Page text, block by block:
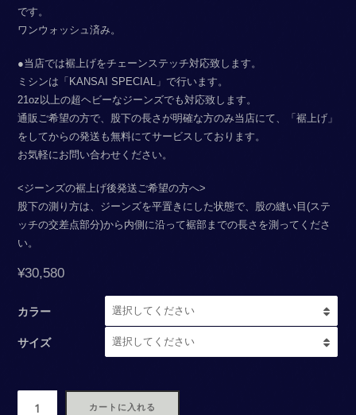
です。
ワンウォッシュ済み。
●当店では裾上げをチェーンステッチ対応致します。
ミシンは「KANSAI SPECIAL」で行います。
21oz以上の超ヘビーなジーンズでも対応致します。
通販ご希望の方で、股下の長さが明確な方のみ当店にて、「裾上げ」
をしてからの発送も無料にてサービスしております。
お気軽にお問い合わせください。
<ジーンズの裾上げ後発送ご希望の方へ>
股下の測り方は、ジーンズを平置きにした状態で、股の縫い目(ステ
ッチの交差点部分)から内側に沿って裾部までの長さを測ってくださ
い。
¥30,580
カラー
サイズ
カートに入れる